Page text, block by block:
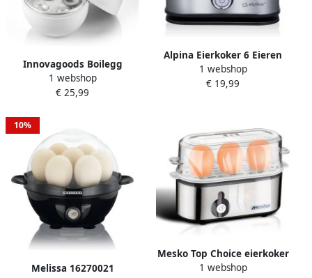
Innovagoods Boilegg
Eierkoker voor de
Magnetron met
1 webshop
€ 25,99
Alpina Eierkoker 6 Eieren
Incl. Eierprikker en
Maatbeker Verwijderbare
1 webshop
€ 19,99
10%
Melissa 16270021
Mesko Top Choice eierkoker
3 eieren 210 W Zwart Zilver
1 webshop